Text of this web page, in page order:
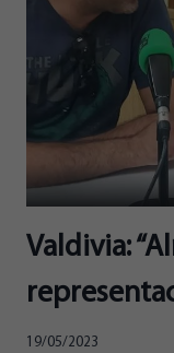
LUIS
HERRERA
Valdivia:
19/05/2023